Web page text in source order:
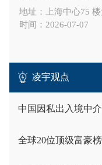
地址：上海中心75
时间：2026-07-07
凌宇观点
中国因私出入境中